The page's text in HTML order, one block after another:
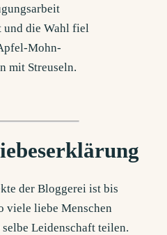
der Bloggerei ist bis
viele liebe Menschen
Leidenschaft teilen.